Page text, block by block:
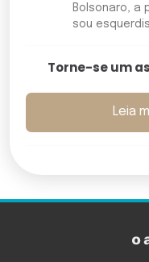
Bolsonaro, a
sou
Torne-se um
Leia